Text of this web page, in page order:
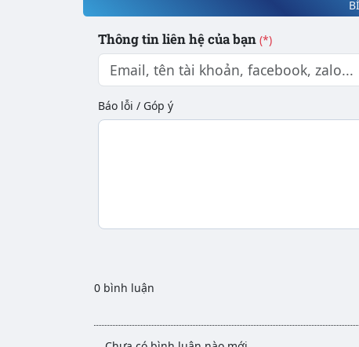
Thông tin liên hệ của bạn (*)
Báo lỗi / Góp ý
0 bình luận